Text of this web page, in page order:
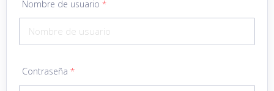
Nombre de usuario *
Contraseña *